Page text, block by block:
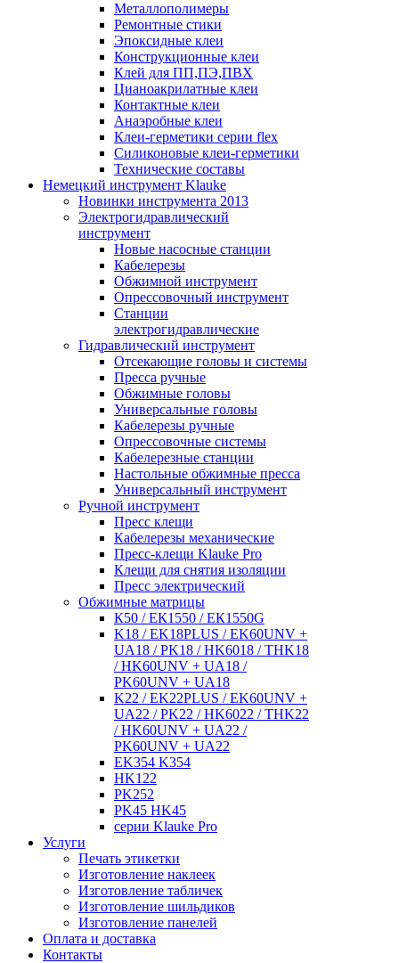
Металлополимеры
Ремонтные стики
Эпоксидные клеи
Конструкционные клеи
Клей для ПП,ПЭ,ПВХ
Цианоакрилатные клеи
Контактные клеи
Анаэробные клеи
Клеи-герметики серии flex
Силиконовые клеи-герметики
Технические составы
Немецкий инструмент Klauke
Новинки инструмента 2013
Электрогидравлический
инструмент
Новые насосные станции
Кабелерезы
Обжимной инструмент
Опрессовочный инструмент
Станции
электрогидравлические
Гидравлический инструмент
Отсекающие головы и системы
Пресса ручные
Обжимные головы
Универсальные головы
Кабелерезы ручные
Опрессовочные системы
Кабелерезные станции
Настольные обжимные пресса
Универсальный инструмент
Ручной инструмент
Пресс клещи
Кабелерезы механические
Пресс-клещи Klauke Pro
Клещи для снятия изоляции
Пресс электрический
Обжимные матрицы
К50 / ЕК1550 / ЕК1550G
K18 / EK18PLUS / EK60UNV +
UA18 / PK18 / HK6018 / THK18
/ HK60UNV + UA18 /
PK60UNV + UA18
K22 / EK22PLUS / EK60UNV +
UA22 / PK22 / HK6022 / THK22
/ HK60UNV + UA22 /
PK60UNV + UA22
EK354 K354
HK122
PK252
PK45 HK45
серии Klauke Pro
Услуги
Печать этикетки
Изготовление наклеек
Изготовление табличек
Изготовление шильдиков
Изготовление панелей
Оплата и доставка
Контакты